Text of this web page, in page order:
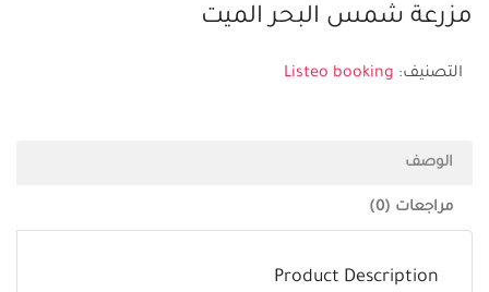
مزرعة شمس البحر الميت
التصنيف: Listeo booking
الوصف
مراجعات (0)
Product Description